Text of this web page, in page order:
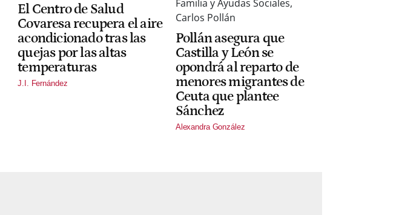
El Centro de Salud
Covaresa recupera el aire
acondicionado tras las
quejas por las altas
temperaturas
J.I. Fernández
Pollán asegura que
Castilla y León se
opondrá al reparto de
menores migrantes de
Ceuta que plantee
Sánchez
Alexandra González